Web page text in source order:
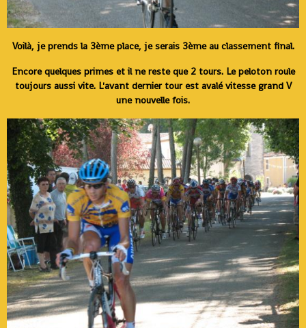
Voilà, je prends la 3ème place, je serais 3ème au classement final.
Encore quelques primes et il ne reste que 2 tours. Le peloton roule
toujours aussi vite. L'avant dernier tour est avalé vitesse grand V
une nouvelle fois.